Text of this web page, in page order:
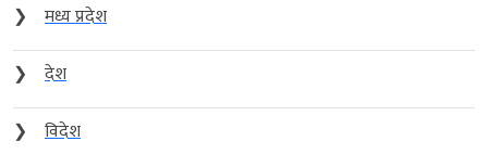
❯
मध्य प्रदेश
❯
देश
❯
विदेश